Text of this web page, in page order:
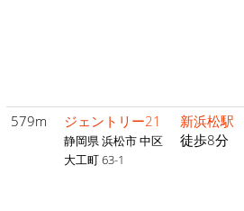
579m ジェントリー21
静岡県 浜松市 中区
大工町 63-1
新浜松駅
徒歩8分